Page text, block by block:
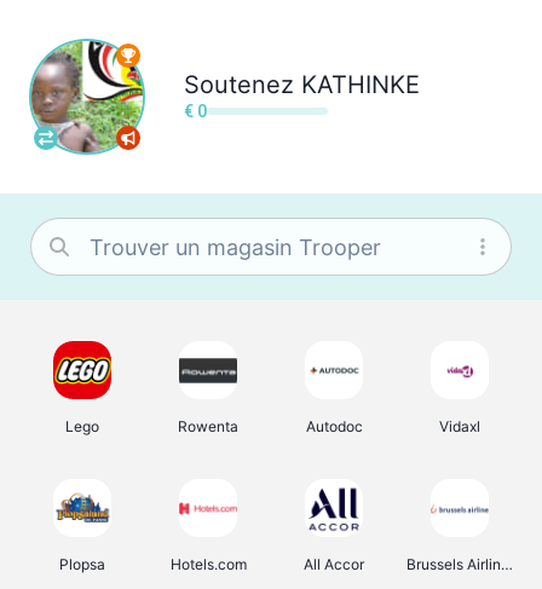
Soutenez KATHINKE
€ 0
Lego Rowenta Autodoc Vidaxl
Plopsa Hotels.com All Accor Brussels Airlines